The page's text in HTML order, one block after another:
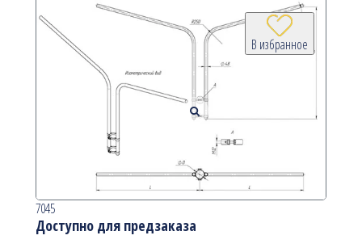
В избранное
7045
Доступно для предзаказа